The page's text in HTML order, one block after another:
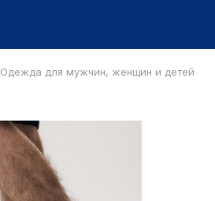
Одежда для мужчин, женщин и детей